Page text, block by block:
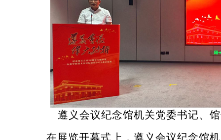
遵义会议纪念馆机关党委书记、
在展览开幕式上，遵义会议纪念馆机